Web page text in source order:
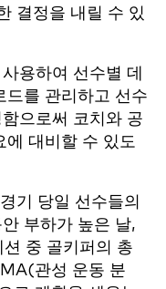
결정을 내릴 수 있
용하여 선수별 데
드를 관리하고 선수
으로써 코치와 공
에 대비할 수 있도
기 당일 선수들의
부하가 높은 날,
중 골키퍼의 총
관성 운동 분